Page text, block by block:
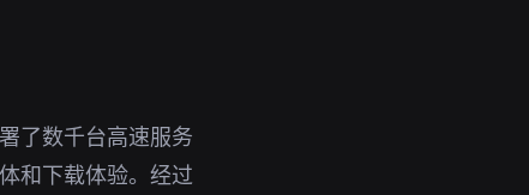
了数千台高速服务
和下载体验。经过